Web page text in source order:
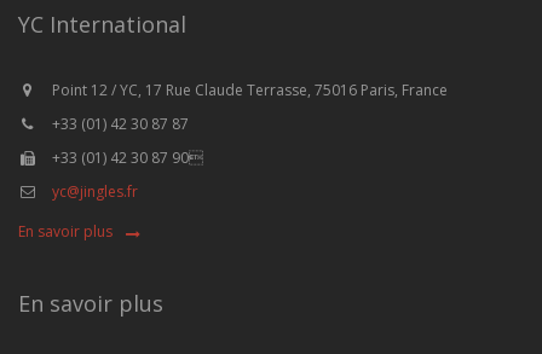
YC International
Point 12 / YC, 17 Rue Claude Terrasse, 75016 Paris, France
+33 (01) 42 30 87 87
+33 (01) 42 30 87 90
yc@jingles.fr
En savoir plus
En savoir plus